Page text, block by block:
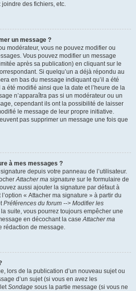
joindre des fichiers, etc.
un message ?
modérateur, vous ne pouvez modifier ou
Vous pouvez modifier un message
après sa publication) en cliquant sur le
Si quelqu’un a déjà répondu au
en bas du message indiquant qu’il a été
été modifié ainsi que la date et l’heure de la
n’apparaîtra pas si un modérateur ou un
cependant ils ont la possibilité de laisser
le message de leur propre initiative.
pas supprimer un message une fois que
à mes messages ?
depuis votre panneau de l’utilisateur.
Attacher ma signature sur le formulaire de
aussi ajouter la signature par défaut à
« Attacher ma signature » à partir du
Préférences du forum --> Modifier les
la suite, vous pourrez toujours empêcher une
en décochant la caseAttacher ma
rédaction de message.
lors de la publication d’un nouveau sujet ou
d’un sujet (si vous en avez les
Sondage sous la partie message (si vous ne